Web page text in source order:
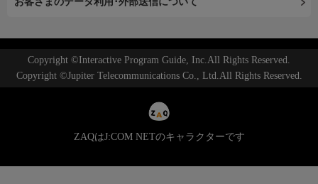
Copyright ©Interactive Program Guide, Inc.All Rights Reserved.
Copyright ©Jupiter Telecommunications Co., Ltd.All Rights Reserved.
ZAQはJ:COM NETのキャラクターです